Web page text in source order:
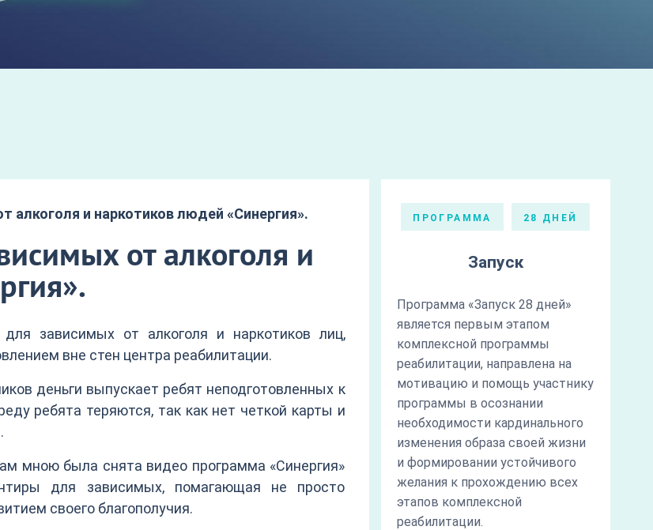
алкоголя и наркотиков людей «Синергия».
от алкоголя и
для зависимых от алкоголя и наркотиков лиц,
вне стен центра реабилитации.
деньги выпускает ребят неподготовленных к
ребята теряются, так как нет четкой карты и
мною была снята видео программа «Синергия»
для зависимых, помагающая не просто
своего благополучия.
ПРОГРАММА 28 ДНЕЙ
Запуск
Программа «Запуск 28 дней»
является первым этапом
комплексной программы
реабилитации, направлена на
мотивацию и помощь участнику
программы в осознании
необходимости кардинального
изменения образа своей жизни
и формировании устойчивого
желания к прохождению всех
этапов комплексной
реабилитации.